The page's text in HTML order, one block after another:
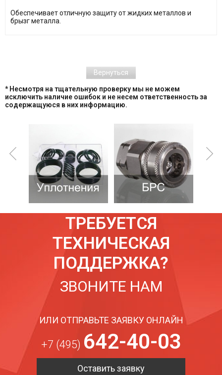
Обеспечивает отличную защиту от жидких металлов и
брызг металла.
Вернуться
* Несмотря на тщательную проверку мы не можем
исключить наличие ошибок и не несем ответственность за
содержащуюся в них информацию.
ТРЕБУЕТСЯ
ТЕХНИЧЕСКАЯ
ПОДДЕРЖКА?
ЗВОНИТЕ НАМ
ИЛИ ОТПРАВЬТЕ ЗАЯВКУ ОНЛАЙН
+7 (495) 642-40-03
Оставить заявку